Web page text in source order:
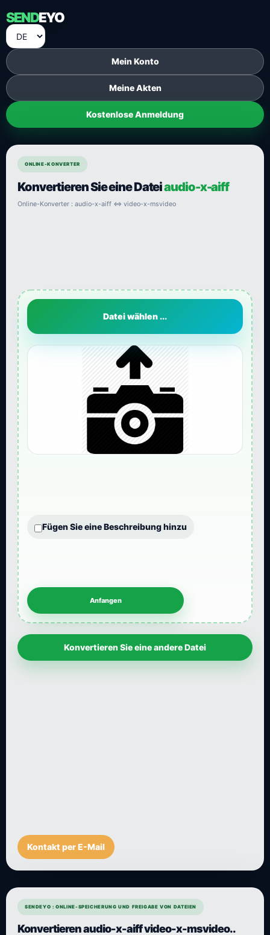
SENDEYO
Mein Konto
Meine Akten
Kostenlose Anmeldung
ONLINE-KONVERTER
Konvertieren Sie eine Dateiaudio-x-aiff
Online-Konverter : audio-x-aiff ⇔ video-x-msvideo
Datei wählen ...
Fügen Sie eine Beschreibung hinzu
Konvertieren Sie eine andere Datei
Kontakt per E-Mail
SENDEYO : ONLINE-SPEICHERUNG UND FREIGABE VON DATEIEN
Konvertieren audio-x-aiff video-x-msvideo..